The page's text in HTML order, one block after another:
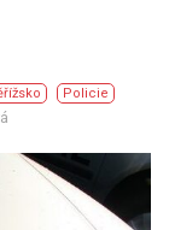
Policie